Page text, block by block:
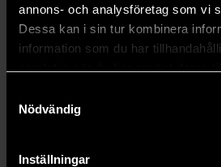
annons- och analysföretag som vi
Dessa kan i sin tur kombinera
information som du har
Nödvändig
Inställningar
Läs mer